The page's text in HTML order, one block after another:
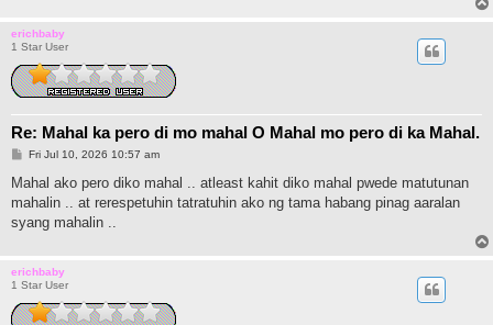
erichbaby
1 Star User
Re: Mahal ka pero di mo mahal O Mahal mo pero di ka Mahal.
P
s
Fri Jul 10, 2026 10:57 am
Mahal ako pero diko mahal .. atleast kahit diko mahal pwede matutunan
mahalin .. at rerespetuhin tatratuhin ako ng tama habang pinag aaralan
syang mahalin ..
erichbaby
1 Star User